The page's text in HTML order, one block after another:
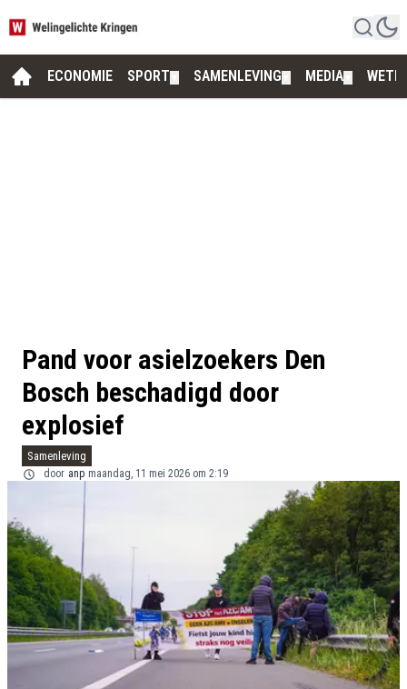
ECONOMIE SPORT SAMENLEVING MEDIA
Pand voor asielzoekers Den
Bosch beschadigd door
explosief
Samenleving
door anp maandag, 11 mei 2026 om 2:19